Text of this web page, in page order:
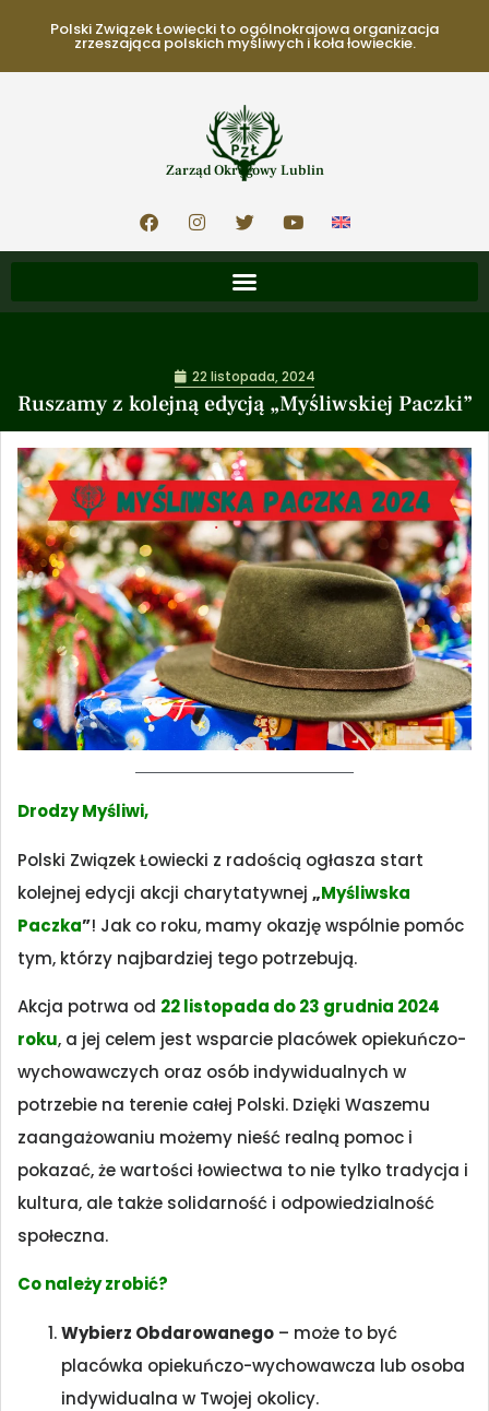
Polski Związek Łowiecki to ogólnokrajowa organizacja
zrzeszająca polskich myśliwych i koła łowieckie.
Zarząd Okręgowy Lublin
Ruszamy z kolejną edycją „Myśliwskiej Paczki”
22 listopada, 2024
Drodzy Myśliwi,
Polski Związek Łowiecki z radością ogłasza start
kolejnej edycji akcji charytatywnej „Myśliwska
Paczka”! Jak co roku, mamy okazję wspólnie pomóc
tym, którzy najbardziej tego potrzebują.
Akcja potrwa od 22 listopada do 23 grudnia 2024
roku, a jej celem jest wsparcie placówek opiekuńczo-
wychowawczych oraz osób indywidualnych w
potrzebie na terenie całej Polski. Dzięki Waszemu
zaangażowaniu możemy nieść realną pomoc i
pokazać, że wartości łowiectwa to nie tylko tradycja i
kultura, ale także solidarność i odpowiedzialność
społeczna.
Co należy zrobić?
Wybierz Obdarowanego – może to być
placówka opiekuńczo-wychowawcza lub osoba
indywidualna w Twojej okolicy.